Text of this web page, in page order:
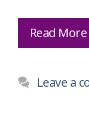
Read More
Leave a